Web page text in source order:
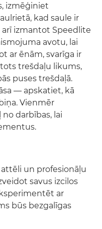
izmēģiniet
kad saule ir
arī izmantot Speedlite
avotu, lai
ar ēnām, svarīga ir
trešdaļu likums,
puses trešdaļā.
— apskatiet, kā
Vienmēr
darbības, lai
attēli un profesionāļu
savus izcilos
ar
būs bezgalīgas